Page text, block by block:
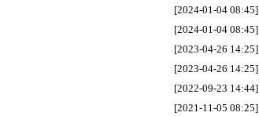
[2024-01-04 08:45]
[2024-01-04 08:45]
[2023-04-26 14:25]
[2023-04-26 14:25]
[2022-09-23 14:44]
[2021-11-05 08:25]